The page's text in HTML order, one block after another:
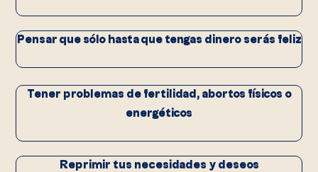
Pensar que sólo hasta que tengas dinero serás feliz
Tener problemas de fertilidad, abortos físicos o
energéticos
Reprimir tus necesidades y deseos